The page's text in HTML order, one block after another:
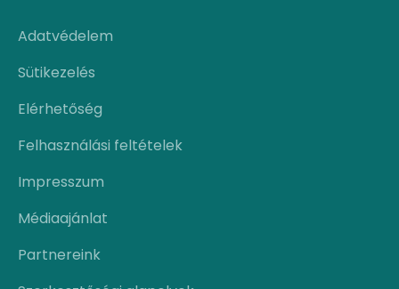
Adatvédelem
Sütikezelés
Elérhetőség
Felhasználási feltételek
Impresszum
Médiaajánlat
Partnereink